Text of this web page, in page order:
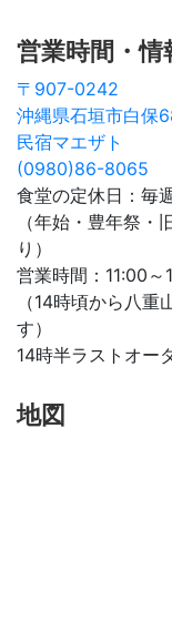
営業時間・情
〒907-0242
沖縄県石垣市白保
民宿マエザト
(0980)86-8065
食堂の定休日：毎
（年始・豊年祭
り）
営業時間：11:00～
（14時頃から八
す）
14時半ラストオー
地図